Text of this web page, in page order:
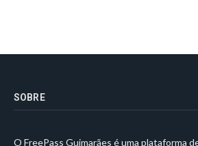
SOBRE
O FreePass Guimarães é uma plataforma